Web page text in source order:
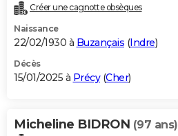
Destinations
City break
Voyage nature
Voyage de noces
Forum
Climat
+PHOTO
GUIDES D'ACHAT
BONS PLANS
Carte de Noël
Carte Bonne année
Carte Saint-Valentin
Carte Pâques
Carte d'anniversaire
DICTIONNAIRE
Créer une cagnotte obsèques
Naissance
22/02/1930 à Buzançais (Indre)
Décès
15/01/2025 à Précy(Cher)
Micheline BIDRON (97 ans)